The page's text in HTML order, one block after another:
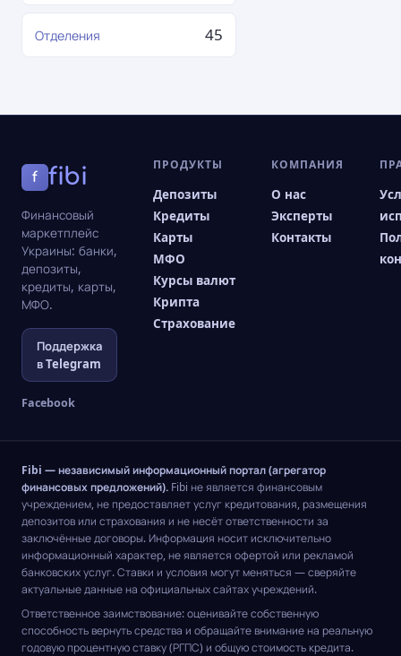
Отделения 45
f fibi
Финансовый
маркетплейс
Украины: банки,
депозиты,
кредиты, карты,
МФО.
Поддержка
в Telegram
Facebook
ПРОДУКТЫ
Депозиты
Кредиты
Карты
МФО
Курсы валют
Крипта
Страхование
КОМПАНИЯ
О нас
Эксперты
Контакты
Fibi — независимый информационный портал (агрегатор
финансовых предложений). Fibi не является финансовым
учреждением, не предоставляет услуг кредитования, размещения
депозитов или страхования и не несёт ответственности за
заключённые договоры. Информация носит исключительно
информационный характер, не является офертой или рекламой
банковских услуг. Ставки и условия могут меняться — сверяйте
актуальные данные на официальных сайтах учреждений.
Ответственное заимствование: оценивайте собственную
способность вернуть средства и обращайте внимание на реальную
годовую процентную ставку (РГПС) и общую стоимость кредита.